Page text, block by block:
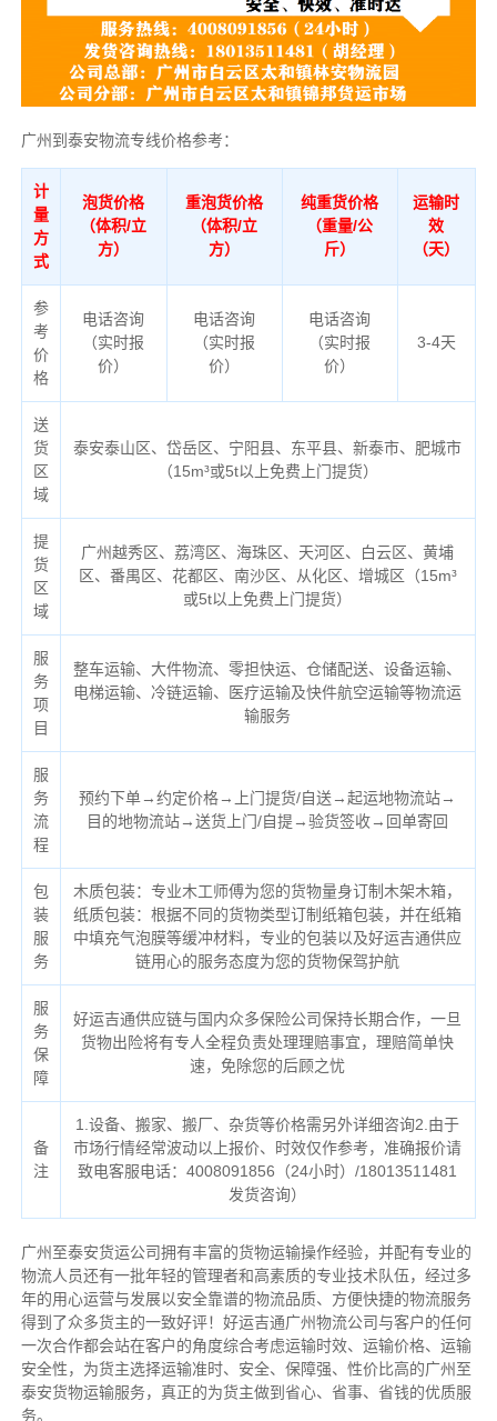
广州到泰安物流专线价格参考：
计
量
方
式
泡货价格
（体积/立
方）
重泡货价格
（体积/立
方）
纯重货价格
（重量/公
斤）
运输时
效
（天）
参
考
价
格
电话咨询
（实时报
价）
电话咨询
（实时报
价）
电话咨询
（实时报
价）
3-4天
送
货
区
域
泰安泰山区、岱岳区、宁阳县、东平县、新泰市、肥城市
（15m³或5t以上免费上门提货）
提
货
区
域
广州越秀区、荔湾区、海珠区、天河区、白云区、黄埔
区、番禺区、花都区、南沙区、从化区、增城区（15m³
或5t以上免费上门提货）
服
务
项
目
整车运输、大件物流、零担快运、仓储配送、设备运输、
电梯运输、冷链运输、医疗运输及快件航空运输等物流运
输服务
服
务
流
程
预约下单→约定价格→上门提货/自送→起运地物流站→
目的地物流站→送货上门/自提→验货签收→回单寄回
包
装
服
务
木质包装：专业木工师傅为您的货物量身订制木架木箱，
纸质包装：根据不同的货物类型订制纸箱包装，并在纸箱
中填充气泡膜等缓冲材料，专业的包装以及好运吉通供应
链用心的服务态度为您的货物保驾护航
服
务
保
障
好运吉通供应链与国内众多保险公司保持长期合作，一旦
货物出险将有专人全程负责处理理赔事宜，理赔简单快
速，免除您的后顾之忧
备
注
1.设备、搬家、搬厂、杂货等价格需另外详细咨询2.由于
市场行情经常波动以上报价、时效仅作参考，准确报价请
致电客服电话：4008091856（24小时）/18013511481
发货咨询）
广州至泰安货运公司拥有丰富的货物运输操作经验，并配有专业的
物流人员还有一批年轻的管理者和高素质的专业技术队伍，经过多
年的用心运营与发展以安全靠谱的物流品质、方便快捷的物流服务
得到了众多货主的一致好评！好运吉通广州物流公司与客户的任何
一次合作都会站在客户的角度综合考虑运输时效、运输价格、运输
安全性，为货主选择运输准时、安全、保障强、性价比高的广州至
泰安货物运输服务，真正的为货主做到省心、省事、省钱的优质服
务。